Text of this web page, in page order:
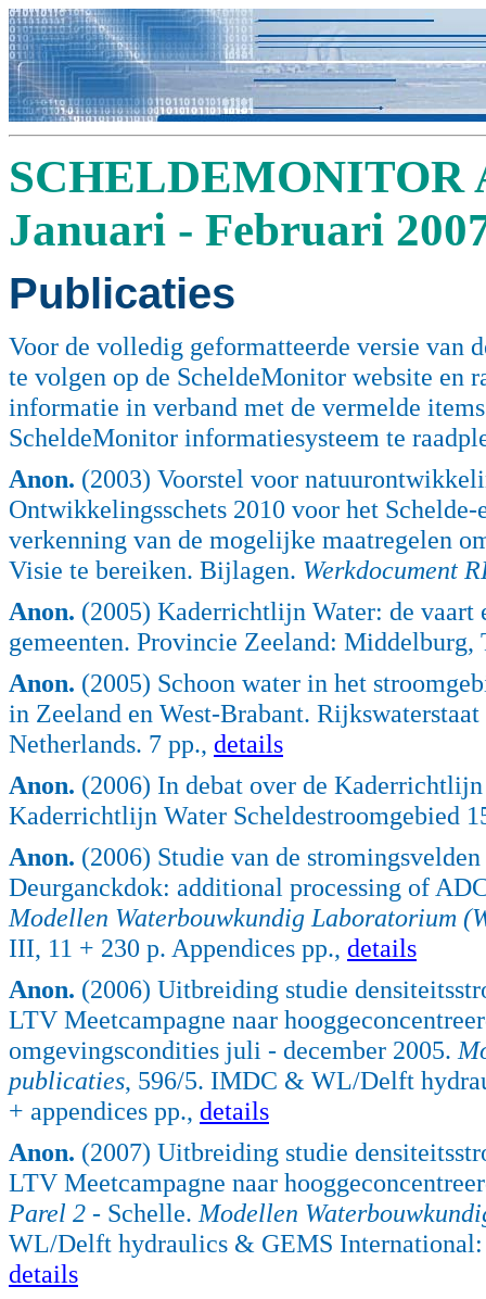
SCHELDEMONITOR
Januari - Februari
Publicaties
Voor de volledig geformatteerde versie van
te volgen op de ScheldeMonitor website en
informatie in verband met de vermelde
ScheldeMonitor informatiesysteem te
Anon. (2003) Voorstel voor
Ontwikkelingsschets 2010 voor het
verkenning van de mogelijke maatregelen
Visie te bereiken. Bijlagen. Werkdocument
Anon. (2005) Kaderrichtlijn Water: de
gemeenten. Provincie Zeeland:
Anon. (2005) Schoon water in het
in Zeeland en West-Brabant.
Netherlands. 7 pp., details
Anon. (2006) In debat over de
Kaderrichtlijn Water Scheldestroomgebied
Anon. (2006) Studie van de
Deurganckdok: additional processing of
Modellen Waterbouwkundig Laboratorium
III, 11 + 230 p. Appendices pp., details
Anon. (2006) Uitbreiding studie
LTV Meetcampagne naar
omgevingscondities juli - december 2005.
publicaties, 596/5. IMDC & WL/Delft
+ appendices pp., details
Anon. (2007) Uitbreiding studie
LTV Meetcampagne naar
Parel 2 - Schelle. Modellen
WL/Delft hydraulics & GEMS
details